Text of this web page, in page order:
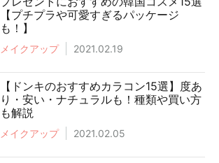
【プチプラや可愛すぎるパッケージ
も！】
メイクアップ 2021.02.19
【ドンキのおすすめカラコン15選】度あ
り・安い・ナチュラルも！種類や買い方
も解説
メイクアップ 2021.02.05